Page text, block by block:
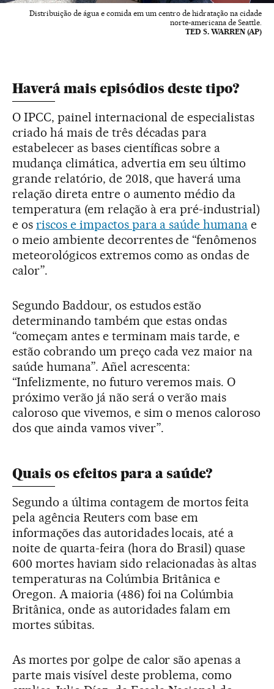
Distribuição de água e comida em um centro de hidratação na cidade
norte-americana de Seattle.
TED S. WARREN (AP)
Haverá mais episódios deste tipo?
O IPCC, painel internacional de especialistas
criado há mais de três décadas para
estabelecer as bases científicas sobre a
mudança climática, advertia em seu último
grande relatório, de 2018, que haverá uma
relação direta entre o aumento médio da
temperatura (em relação à era pré-industrial)
e os riscos e impactos para a saúde humana e
o meio ambiente decorrentes de “fenômenos
meteorológicos extremos como as ondas de
calor”.
Segundo Baddour, os estudos estão
determinando também que estas ondas
“começam antes e terminam mais tarde, e
estão cobrando um preço cada vez maior na
saúde humana”. Añel acrescenta:
“Infelizmente, no futuro veremos mais. O
próximo verão já não será o verão mais
caloroso que vivemos, e sim o menos caloroso
dos que ainda vamos viver”.
Quais os efeitos para a saúde?
Segundo a última contagem de mortos feita
pela agência Reuters com base em
informações das autoridades locais, até a
noite de quarta-feira (hora do Brasil) quase
600 mortes haviam sido relacionadas às altas
temperaturas na Colúmbia Britânica e
Oregon. A maioria (486) foi na Colúmbia
Britânica, onde as autoridades falam em
mortes súbitas.
As mortes por golpe de calor são apenas a
parte mais visível deste problema, como